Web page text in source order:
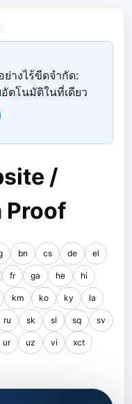
างไร้ขีดจำกัด:
ตโนมัติในที่เดียว
/
Proof
bn cs de el
fr ga he hi
km ko ky la
ru sk sl sq sv
ur uz vi xct